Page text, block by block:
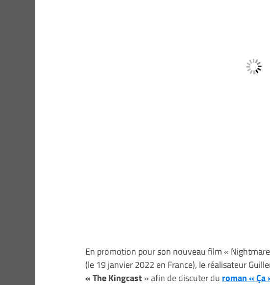
En promotion pour son nouveau film «
(le 19 janvier 2022 en France), le réalisateur
« The Kingcast » afin de discuter du roman « Ça